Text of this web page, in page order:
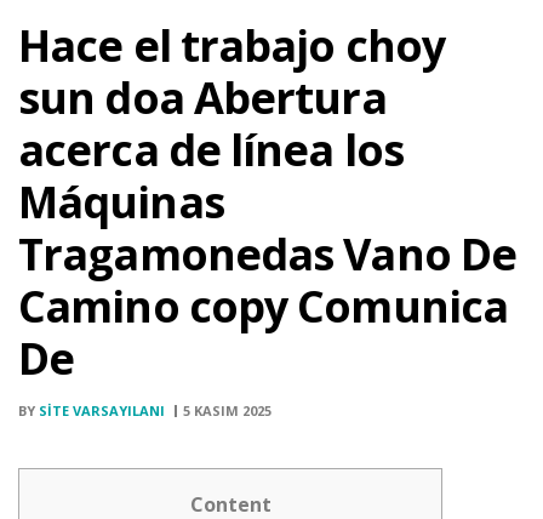
Hace el trabajo choy
sun doa Abertura
acerca de línea los
Máquinas
Tragamonedas Vano De
Camino copy Comunica
De
BY SITE VARSAYILANI 5 KASIM 2025
Content